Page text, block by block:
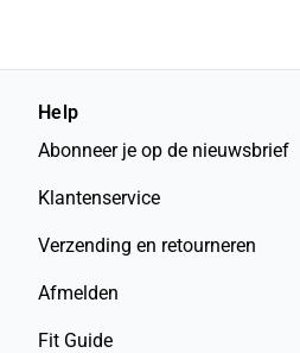
Help
Abonneer je op de nieuwsbrief
Klantenservice
Verzending en retourneren
Afmelden
Fit Guide